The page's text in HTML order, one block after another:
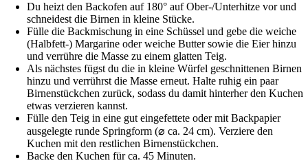
Du heizt den Backofen auf 180° auf Ober-/Unterhitze vor und
schneidest die Birnen in kleine Stücke.
Fülle die Backmischung in eine Schüssel und gebe die weiche
(Halbfett-) Margarine oder weiche Butter sowie die Eier hinzu
und verrühre die Masse zu einem glatten Teig.
Als nächstes fügst du die in kleine Würfel geschnittenen Birnen
hinzu und verrührst die Masse erneut. Halte ruhig ein paar
Birnenstückchen zurück, sodass du damit hinterher den Kuchen
etwas verzieren kannst.
Fülle den Teig in eine gut eingefettete oder mit Backpapier
ausgelegte runde Springform (⌀ ca. 24 cm). Verziere den
Kuchen mit den restlichen Birnenstückchen.
Backe den Kuchen für ca. 45 Minuten.